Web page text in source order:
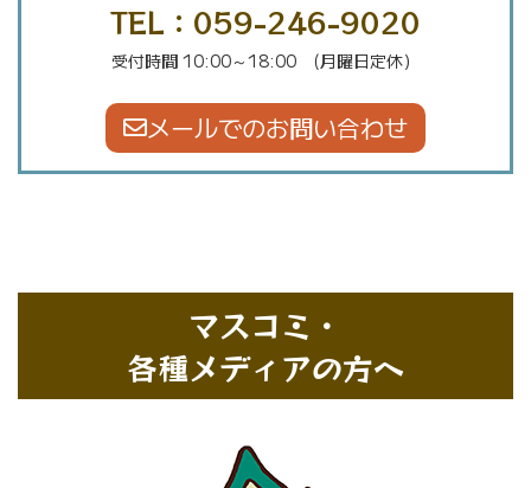
TEL：059-246-9020
受付時間 10:00～18:00 (月曜日定休）
メールでのお問い合わせ
マスコミ・
各種メディアの方へ